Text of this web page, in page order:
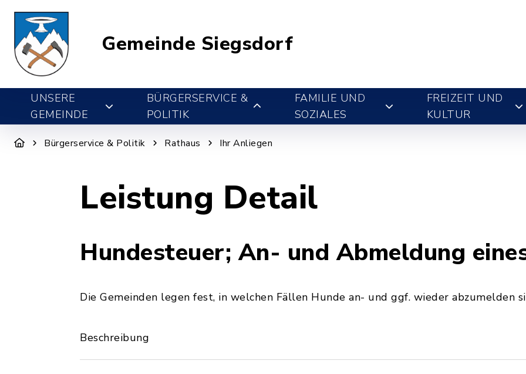
Gemeinde Siegsdorf
UNSERE
GEMEINDE
BÜRGERSERVICE &
POLITIK
FAMILIE UND
SOZIALES
FREIZEIT UND
KULTUR
Bürgerservice & Politik Rathaus Ihr Anliegen
Leistung Detail
Hundesteuer; An- und Abmeldung
Die Gemeinden legen fest, in welchen Fällen Hunde an- und ggf. wieder abzumelden
Beschreibung